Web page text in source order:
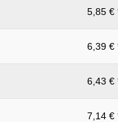
5,85 €
6,39 €
6,43 €
7,14 €